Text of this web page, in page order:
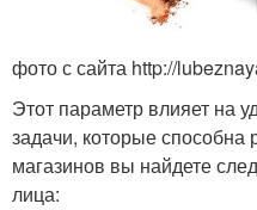
фото с сайта http://
Этот параметр влияет на
задачи, которые способна
магазинов вы найдете
лица: